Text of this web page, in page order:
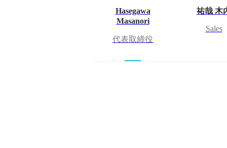
Hasegawa
Masanori
代表取締役
祐哉 木
Sales